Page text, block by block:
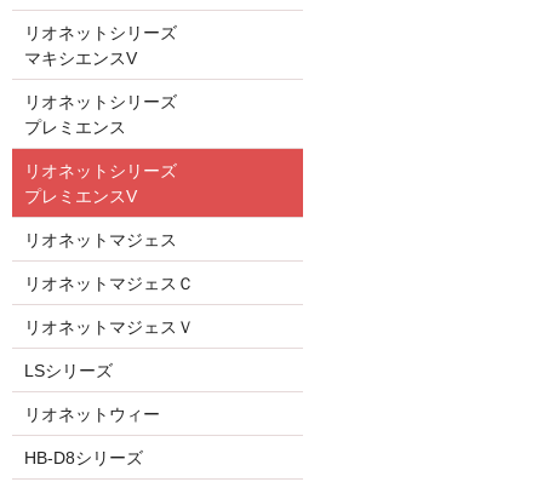
リオネットシリーズ
マキシエンスV
リオネットシリーズ
プレミエンス
リオネットシリーズ
プレミエンスV
リオネットマジェス
リオネットマジェスＣ
リオネットマジェスＶ
LSシリーズ
リオネットウィー
HB-D8シリーズ